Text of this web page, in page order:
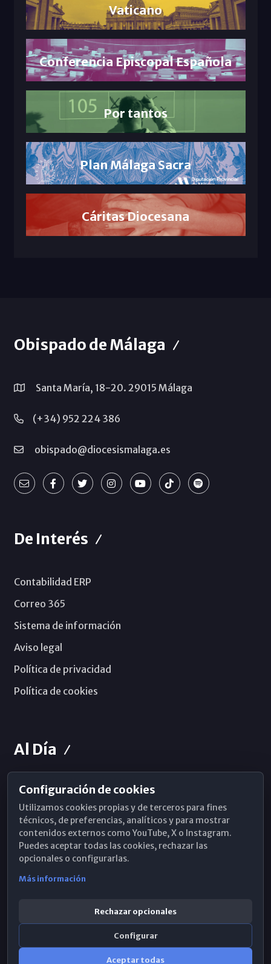
Vaticano
Conferencia Episcopal Española
Por tantos
Plan Málaga Sacra
Cáritas Diocesana
Obispado de Málaga
Santa María, 18-20. 29015 Málaga
(+34) 952 224 386
obispado@diocesismalaga.es
De Interés
Contabilidad ERP
Correo 365
Sistema de información
Aviso legal
Política de privacidad
Política de cookies
Al Día
Horarios de Misa
Hemeroteca
WhatsApp
Configuración de cookies
Utilizamos cookies propias y de terceros para fines
técnicos, de preferencias, analíticos y para mostrar
contenidos externos como YouTube, X o Instagram.
Puedes aceptar todas las cookies, rechazar las
opcionales o configurarlas.
Más información
Rechazar opcionales
Configurar
Aceptar todas